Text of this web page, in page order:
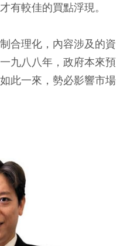
有較佳的買點浮現。
合理化，內容涉及的資
九八八年，政府本來預
此一來，勢必影響市場